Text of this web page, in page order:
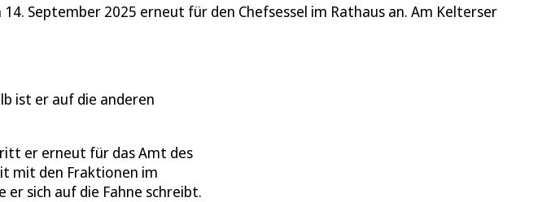
September 2025 erneut für den Chefsessel im Rathaus an. Am Kelterser
ist er auf die anderen
er erneut für das Amt des
mit den Fraktionen im
sich auf die Fahne schreibt.